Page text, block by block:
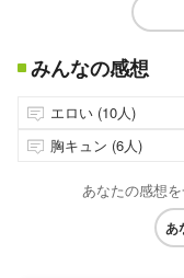
みんなの感想
エロい (10人)
胸キュン (6人)
あなたの感想
あ